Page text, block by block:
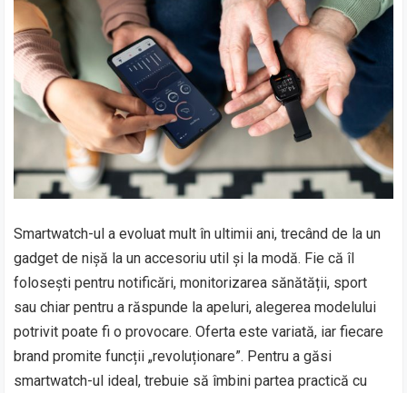
Smartwatch-ul a evoluat mult în ultimii ani, trecând de la un
gadget de nișă la un accesoriu util și la modă. Fie că îl
folosești pentru notificări, monitorizarea sănătății, sport
sau chiar pentru a răspunde la apeluri, alegerea modelului
potrivit poate fi o provocare. Oferta este variată, iar fiecare
brand promite funcții „revoluționare”. Pentru a găsi
smartwatch-ul ideal, trebuie să îmbini partea practică cu